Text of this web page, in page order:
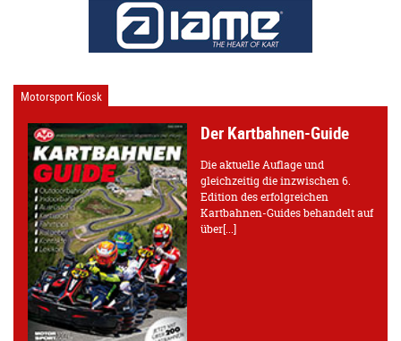
Motorsport Kiosk
Der Kartbahnen-Guide
Die aktuelle Auflage und
gleichzeitig die inzwischen 6.
Edition des erfolgreichen
Kartbahnen-Guides behandelt auf
über[...]